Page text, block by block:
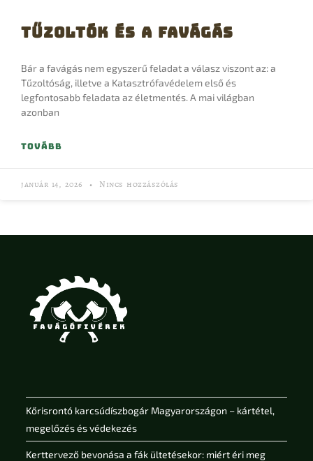
Tűzoltók és a favágás
Bár a favágás nem egyszerű feladat a válasz viszont az: a
Tűzoltóság, illetve a Katasztrófavédelem első és
legfontosabb feladata az életmentés. A mai világban
azonban
TOVÁBB
január 14, 2026 Nincs hozzászólás
Kőrisrontó karcsúdíszbogár Magyarországon – kártétel,
megelőzés és védekezés
Kerttervező bevonása a fák ültetésekor: miért éri meg